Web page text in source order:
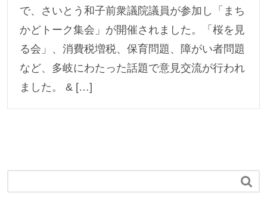
で、さいとう和子前衆議院議員が参加し「まち
かどトーク集会」が開催されました。「桜を見
る会」、消費税増税、保育問題、障がい者問題
など、多岐にわたった話題で意見交流が行われ
ました。 & […]
